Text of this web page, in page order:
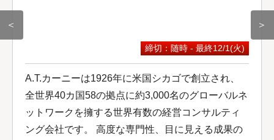
＜
締切：随時 - 最終12/1(火)
A.T.カーニーは1926年に米国シカゴで創立され、
全世界40カ国58の拠点に約3,000名のグローバルネ
ットワークを擁する世界有数の経営コンサルティ
ング会社です。 高度な専門性、目に見える成果の
＞